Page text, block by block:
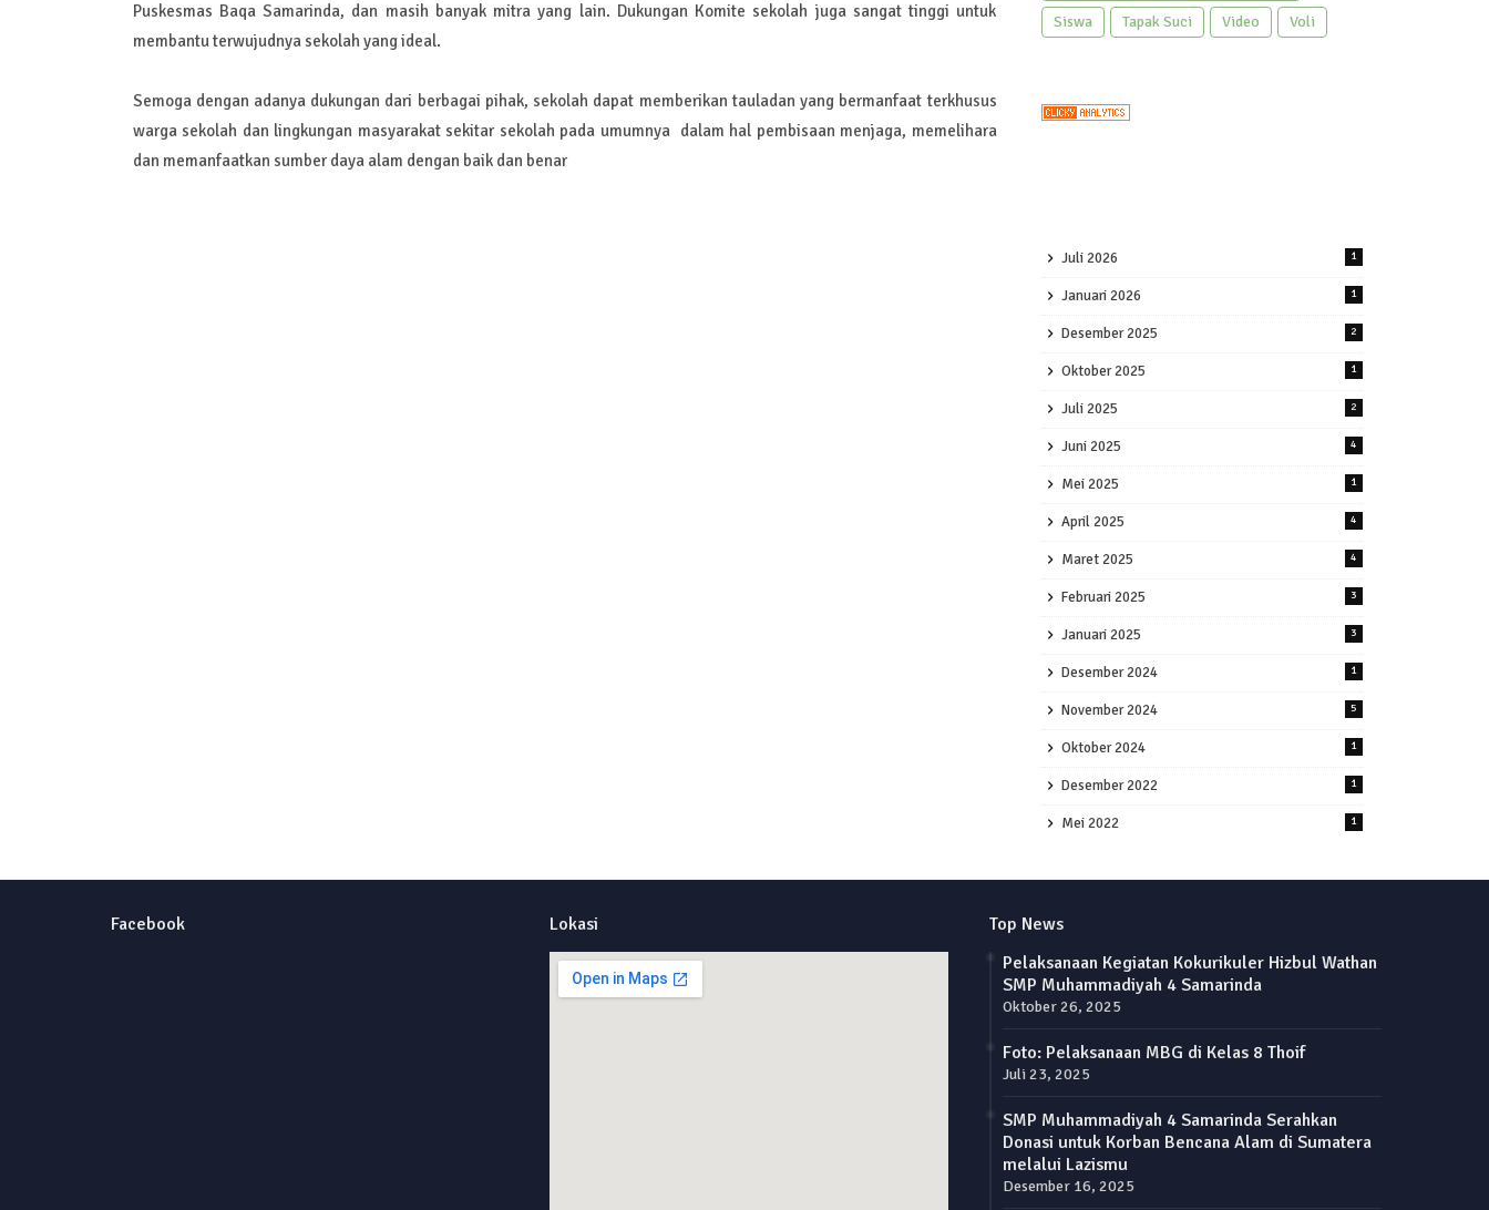
Puskesmas Baqa Samarinda, dan masih banyak mitra yang lain. Dukungan Komite sekolah juga sangat tinggi untuk
membantu terwujudnya sekolah yang ideal.
Semoga dengan adanya dukungan dari berbagai pihak, sekolah dapat memberikan tauladan yang bermanfaat terkhusus
warga sekolah dan lingkungan masyarakat sekitar sekolah pada umumnya dalam hal pembisaan menjaga, memelihara
dan memanfaatkan sumber daya alam dengan baik dan benar
Siswa
Tapak Suci Video Voli
Juli 2026 1
Januari 2026 1
Desember 2025 2
Oktober 2025 1
Juli 2025 2
Juni 2025 4
Mei 2025 1
April 2025 4
Maret 2025 4
Februari 2025 3
Januari 2025 3
Desember 2024 1
November 2024 5
Oktober 2024 1
Desember 2022 1
Mei 2022 1
Facebook Lokasi
Top News
Pelaksanaan Kegiatan Kokurikuler Hizbul Wathan
SMP Muhammadiyah 4 Samarinda
Oktober 26, 2025
Foto: Pelaksanaan MBG di Kelas 8 Thoif
Juli 23, 2025
SMP Muhammadiyah 4 Samarinda Serahkan
Donasi untuk Korban Bencana Alam di Sumatera
melalui Lazismu
Desember 16, 2025